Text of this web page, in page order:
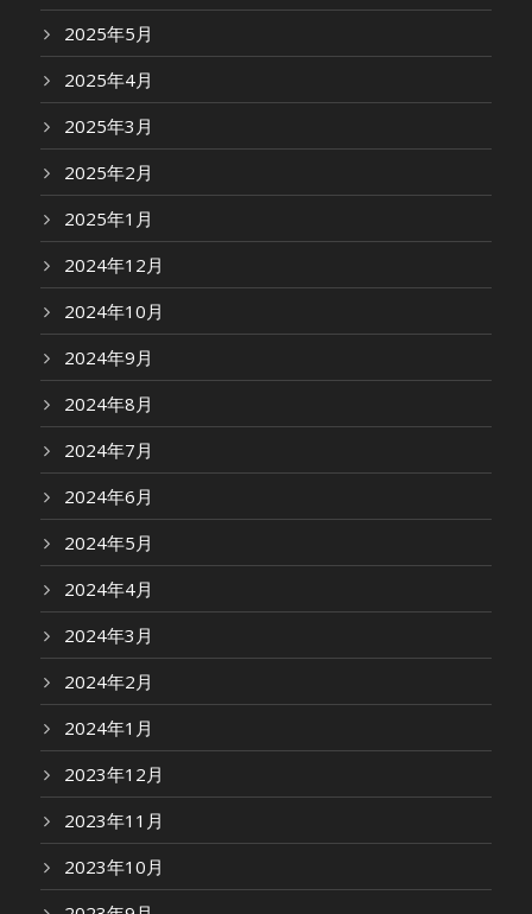
2025年5月
2025年4月
2025年3月
2025年2月
2025年1月
2024年12月
2024年10月
2024年9月
2024年8月
2024年7月
2024年6月
2024年5月
2024年4月
2024年3月
2024年2月
2024年1月
2023年12月
2023年11月
2023年10月